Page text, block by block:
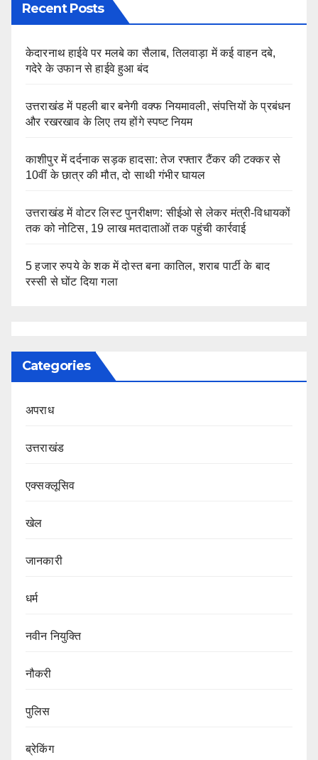
Recent Posts
केदारनाथ हाईवे पर मलबे का सैलाब, तिलवाड़ा में कई वाहन दबे,
गदेरे के उफान से हाईवे हुआ बंद
उत्तराखंड में पहली बार बनेगी वक्फ नियमावली, संपत्तियों के प्रबंधन
और रखरखाव के लिए तय होंगे स्पष्ट नियम
काशीपुर में दर्दनाक सड़क हादसा: तेज रफ्तार टैंकर की टक्कर से
10वीं के छात्र की मौत, दो साथी गंभीर घायल
उत्तराखंड में वोटर लिस्ट पुनरीक्षण: सीईओ से लेकर मंत्री-विधायकों
तक को नोटिस, 19 लाख मतदाताओं तक पहुंची कार्रवाई
5 हजार रुपये के शक में दोस्त बना कातिल, शराब पार्टी के बाद
रस्सी से घोंट दिया गला
Categories
अपराध
उत्तराखंड
एक्सक्लूसिव
खेल
जानकारी
धर्म
नवीन नियुक्ति
नौकरी
पुलिस
ब्रेकिंग